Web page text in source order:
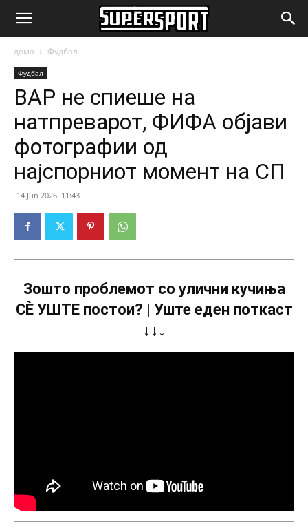
SuperSport.mk
дома Фудбал
Фудбал
ВАР не спиеше на
натпреварот, ФИФА објави
фотографии од
најспорниот момент на СП
14 Jun 2026. 11:43
Зошто проблемот со улични кучиња
СÈ УШТЕ постои? | Уште еден поткаст
↓↓↓